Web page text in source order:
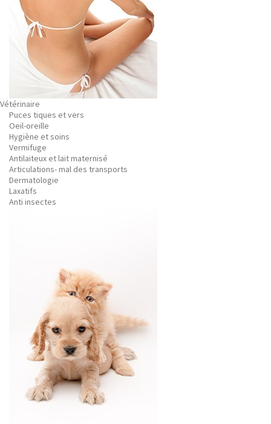
Vétérinaire
Puces tiques et vers
Oeil-oreille
Hygiène et soins
Vermifuge
Antilaiteux et lait maternisé
Articulations- mal des transports
Dermatologie
Laxatifs
Anti insectes